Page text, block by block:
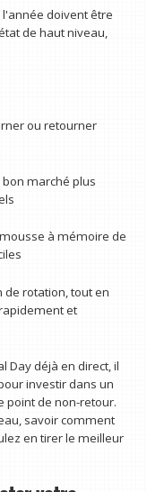
doivent être
de haut niveau,
ou retourner
marché plus
à mémoire de
de rotation, tout en
et
Day déjà en direct, il
investir dans un
point de non-retour.
savoir comment
en tirer le meilleur